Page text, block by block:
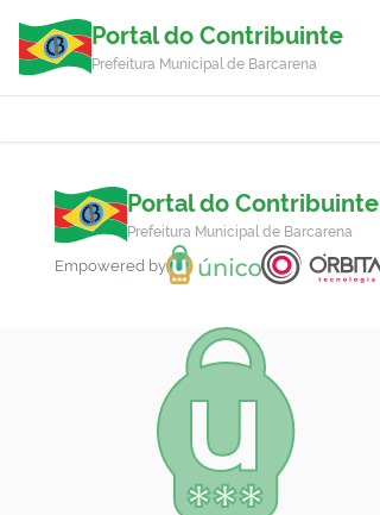
Portal do Contribuinte
Prefeitura Municipal de Barcarena
Portal do Contribuinte
Prefeitura Municipal de Barcarena
Empowered by